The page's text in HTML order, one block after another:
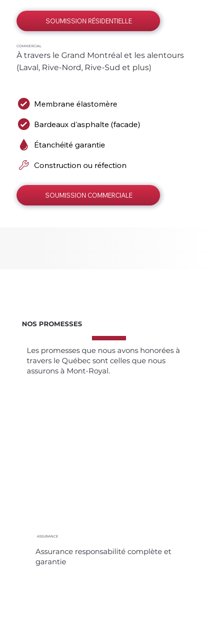
SOUMISSION RÉSIDENTIELLE
COMMERCIAL
SOUMISSION COMMERCIALE
À travers le Grand Montréal et les alentours
(Laval, Rive-Nord, Rive-Sud et plus)
Membrane élastomère
Bardeaux d'asphalte (facade)
Étanchéité garantie
Construction ou réfection
NOS PROMESSES
Les promesses que nous avons honorées à
travers le Québec sont celles que nous
assurons à Mont-Royal.
ASSURANCE
Assurance responsabilité complète et
garantie